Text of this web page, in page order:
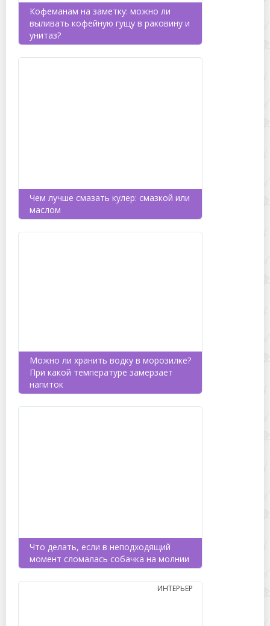
Кофеманам на заметку: можно ли
выливать кофейную гущу в раковину и
унитаз?
Чем лучше смазать кулер: смазкой или
маслом
Можно ли хранить водку в морозилке?
При какой температуре замерзает
напиток
Что делать, если в неподходящий
момент сломалась собачка на молнии
ИНТЕРЬЕР